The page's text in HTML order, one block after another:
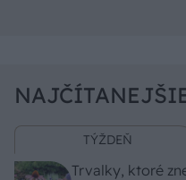
TÝŽDEŇ
Trvalky, ktoré